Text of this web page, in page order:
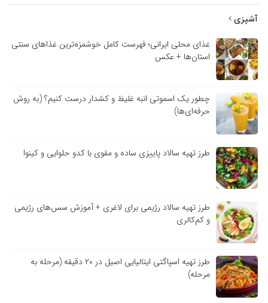
آشپزی
غذای محلی ایرانی؛ فهرست کامل خوشمزه‌ترین غذاهای سنتی
استان‌ها + عکس
چطور یک اسموتی انبه غلیظ و کشدار درست کنیم؟ (به روش
حرفه‌ای‌ها)
طرز تهیه سالاد پاییزی ساده و مقوی با کدو حلوایی و کینوا
طرز تهیه سالاد رژیمی برای لاغری + آموزش سس‌های رژیمی
و کم‌کالری
طرز تهیه اسپاگتی ایتالیایی اصیل در ۲۰ دقیقه (مرحله به
مرحله)